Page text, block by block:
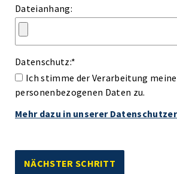
Dateianhang:
Datenschutz:*
Ich stimme der Verarbeitung
personenbezogenen Daten zu.
Mehr dazu in unserer